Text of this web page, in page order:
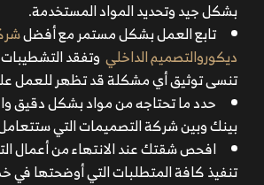
بشكل جيد وتحديد المواد المستخدمة.
تابع العمل بشكل مستمر مع أفضل
ديكوروالتصميم الداخلي وتفقد
تنسى توثيق أي مشكلة قد تظهر للعمل
حدد ما تحتاجه من مواد بشكل دقيق
بينك وبين شركة التصميمات التي
افحص شقتك عند الانتهاء من أعمال
تنفيذ كافة المتطلبات التي أوضحتها في